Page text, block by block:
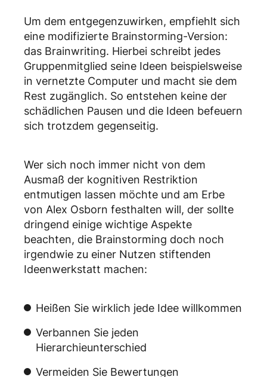
Um dem entgegenzuwirken, empfiehlt sich
eine modifizierte Brainstorming-Version:
das Brainwriting. Hierbei schreibt jedes
Gruppenmitglied seine Ideen beispielsweise
in vernetzte Computer und macht sie dem
Rest zugänglich. So entstehen keine der
schädlichen Pausen und die Ideen befeuern
sich trotzdem gegenseitig.
Wer sich noch immer nicht von dem
Ausmaß der kognitiven Restriktion
entmutigen lassen möchte und am Erbe
von Alex Osborn festhalten will, der sollte
dringend einige wichtige Aspekte
beachten, die Brainstorming doch noch
irgendwie zu einer Nutzen stiftenden
Ideenwerkstatt machen:
Heißen Sie wirklich jede Idee willkommen
Verbannen Sie jeden
Hierarchieunterschied
Vermeiden Sie Bewertungen